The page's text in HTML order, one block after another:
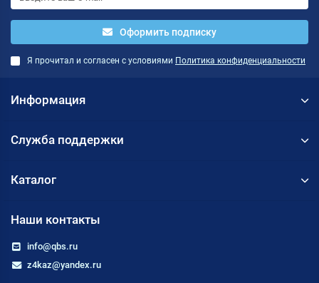
Оформить подписку
Я прочитал и согласен с условиями Политика конфиденциальности
Информация
Служба поддержки
Каталог
Наши контакты
info@qbs.ru
z4kaz@yandex.ru